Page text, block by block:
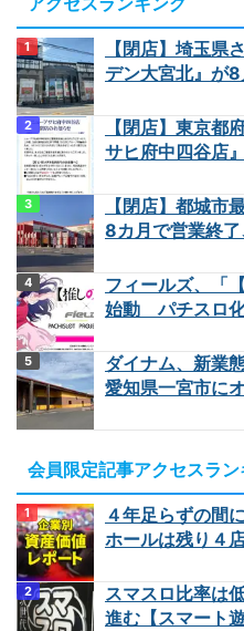
【閉店】埼玉県
デン大宮北』が
【閉店】東京都
サヒ府中四谷店
【閉店】都城市
8カ月で営業終
フィールズ、「
始動 パチスロ
ダイナム、新業
愛知県一宮市に
会員限定記事アクセスラ
４年足らずの間
ホールは残り４
スマスロ比率は
進む【スマート